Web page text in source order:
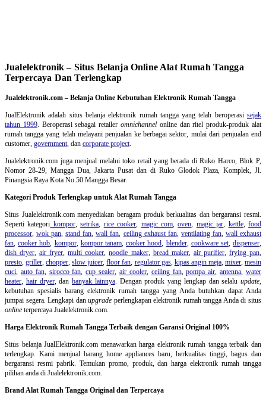
Jualelektronik – Situs Belanja Online Alat Rumah Tangga
Terpercaya Dan Terlengkap
Jualelektronik.com – Belanja Online Kebutuhan Elektronik Rumah Tangga
JualElektronik adalah situs belanja elektronik rumah tanggayang telah beroperasisejak
tahun 1999. Beroperasi sebagai retaileromnichannel online dan ritel produk-produk alat
rumah tangga yang telah melayani penjualan ke berbagai sektor, mulai dari penjualan end
customer, government, dan corporate project.
Jualelektronik.com juga menjual melalui toko retail yang berada di Ruko Harco, Blok P,
Nomor 28-29, Mangga Dua, Jakarta Pusat dan di Ruko Glodok Plaza, Komplek, Jl.
Pinangsia Raya Kota No.50 Mangga Besar.
Kategori Produk Terlengkap untuk Alat Rumah Tangga
Situs Jualelektronik.com menyediakan beragam produk berkualitas dan bergaransi resmi.
Seperti kategori kompor,setrika, rice cooker, magic com,oven, magic jar, kettle,food
processor,wok pan,stand fan,wall fan, ceiling exhaust fan, ventilating fan, wall exhaust
fan,cooker hob, kompor, kompor tanam,cooker hood, blender, cookware set,dispenser,
dish dryer,air fryer,multi cooker,noodle maker, bread maker, air purifier, frying pan,
presto,griller,chopper,slow juicer,floor fan, regulator gas, kipas angin meja, mixer,mesin
cuci, auto fan, sirocco fan,cup sealer,air cooler, ceiling fan,pompa air,antenna,water
heater, hair dryer, dan banyak lainnya. Dengan produk yang lengkap dan selalu update,
kebutuhan spesialis barang elektronik rumah tangga yang Anda butuhkan dapat Anda
jumpai segera. Lengkapi danupgrade perlengkapan elektronik rumah tangga Anda di situs
online terpercaya Jualelektronik.com.
Harga Elektronik Rumah Tangga Terbaik dengan Garansi Original 100%
Situs belanjaJualElektronik.com menawarkan harga elektronik rumah tangga terbaik dan
terlengkap. Kami menjual barang home appliances baru, berkualitas tinggi, bagus dan
bergaransi resmi pabrik. Temukan promo, produk, dan harga elektronik rumah tangga
pilihan anda di Jualelektronik.com.
Brand Alat Rumah Tangga Original dan Terpercaya